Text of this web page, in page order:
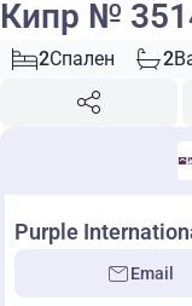
Кипр №
2Спален 2
Purple
Email